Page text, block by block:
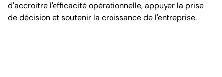
Fax. (514) 397-8515
info.bcf@bcf.ca
d'accroitre l'efficacité opérationnelle, appuyer la prise
de décision et soutenir la croissance de l'entreprise.